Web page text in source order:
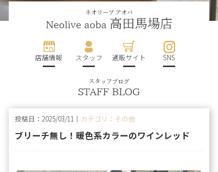
ネオリーブ アオバ
Neolive aoba 高田馬場店
店舗情報 スタッフ 通販サイト SNS
スタッフブログ
STAFF BLOG
投稿日：2025/03/11｜ カテゴリ：その他
ブリーチ無し！暖色系カラーのワインレッド